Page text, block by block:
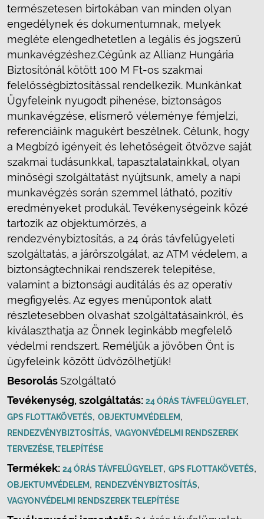
természetesen birtokában van minden olyan
engedélynek és dokumentumnak, melyek
megléte elengedhetetlen a legális és jogszerű
munkavégzéshez.Cégünk az Allianz Hungária
Biztosítónál kötött 100 M Ft-os szakmai
felelősségbiztosítással rendelkezik. Munkánkat
Ügyfeleink nyugodt pihenése, biztonságos
munkavégzése, elismerő véleménye fémjelzi,
referenciáink magukért beszélnek. Célunk, hogy
a Megbízó igényeit és lehetőségeit ötvözve saját
szakmai tudásunkkal, tapasztalatainkkal, olyan
minőségi szolgáltatást nyújtsunk, amely a napi
munkavégzés során szemmel látható, pozitív
eredményeket produkál. Tevékenységeink közé
tartozik az objektumőrzés, a
rendezvénybiztosítás, a 24 órás távfelügyeleti
szolgáltatás, a járőrszolgálat, az ATM védelem, a
biztonságtechnikai rendszerek telepítése,
valamint a biztonsági auditálás és az operatív
megfigyelés. Az egyes menüpontok alatt
részletesebben olvashat szolgáltatásainkról, és
kiválaszthatja az Önnek leginkább megfelelő
védelmi rendszert. Reméljük a jövőben Önt is
ügyfeleink között üdvözölhetjük!
BesorolásSzolgáltató
Tevékenység, szolgáltatás: 24 ÓRÁS TÁVFELÜGYELET,
GPS FLOTTAKÖVETÉS, OBJEKTUMVÉDELEM,
RENDEZVÉNYBIZTOSÍTÁS, VAGYONVÉDELMI RENDSZEREK
TERVEZÉSE, TELEPÍTÉSE
Termékek: 24 ÓRÁS TÁVFELÜGYELET, GPS FLOTTAKÖVETÉS,
OBJEKTUMVÉDELEM, RENDEZVÉNYBIZTOSÍTÁS,
VAGYONVÉDELMI RENDSZEREK TELEPÍTÉSE